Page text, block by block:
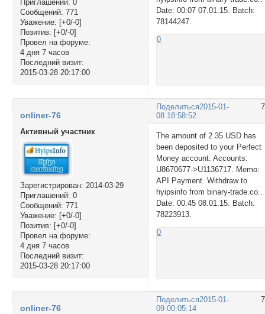
Приглашений: 0
Сообщений: 771
Уважение: [+0/-0]
Позитив: [+0/-0]
Провел на форуме:
4 дня 7 часов
Последний визит:
2015-03-28 20:17:00
Date: 00:07 07.01.15. Batch:
78144247.
0
Поделиться2015-01-
08 18:58:52
onliner-76
Активный участник
Зарегистрирован: 2014-03-29
Приглашений: 0
Сообщений: 771
Уважение: [+0/-0]
Позитив: [+0/-0]
Провел на форуме:
4 дня 7 часов
Последний визит:
2015-03-28 20:17:00
The amount of 2.35 USD has
been deposited to your Perfect
Money account. Accounts:
U8670677->U1136717. Memo:
API Payment. Withdraw to
hyipsinfo from binary-trade.co..
Date: 00:45 08.01.15. Batch:
78223913.
0
Поделиться2015-01-
09 00:05:14
onliner-76